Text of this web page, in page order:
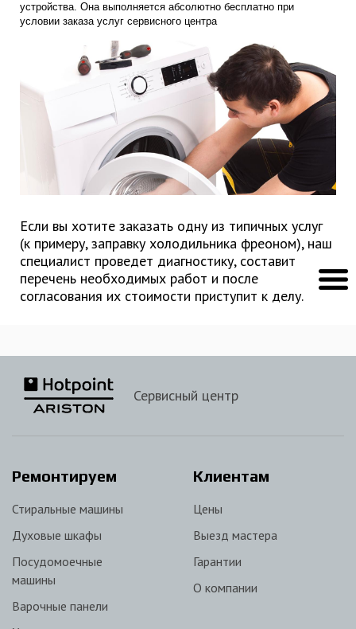
устройства. Она выполняется абсолютно бесплатно при
условии заказа услуг сервисного центра
Если вы хотите заказать одну из типичных услуг
(к примеру, заправку холодильника фреоном), наш
специалист проведет диагностику, составит
перечень необходимых работ и после
согласования их стоимости приступит к делу.
Сервисный центр
Ремонтируем
Стиральные машины
Духовые шкафы
Посудомоечные
машины
Варочные панели
Клиентам
Цены
Выезд мастера
Гарантии
О компании